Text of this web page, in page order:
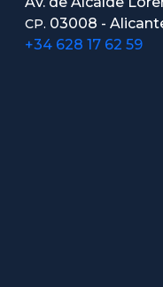
CP. 03008 -
+34 628 17 62 59